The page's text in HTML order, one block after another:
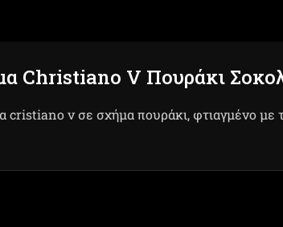
Christiano V Πουράκι
cristiano v σε σχήμα πουράκι, φτιαγμένο με